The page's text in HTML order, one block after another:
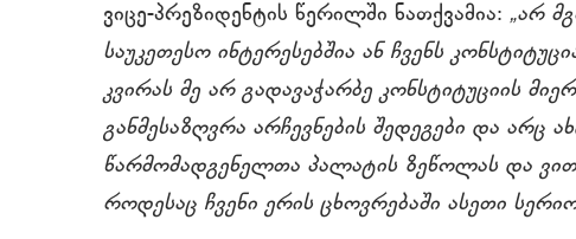
ვიცე-პრეზიდენტის წერილში ნათქვამია: „არ
საუკეთესო ინტერესებშია ან ჩვენს
კვირას მე არ გადავაჭარბე კონსტიტუციის
განმესაზღვრა არჩევნების შედეგები და არც
წარმომადგენელთა პალატის ზეწოლას და
როდესაც ჩვენი ერის ცხოვრებაში ასეთი